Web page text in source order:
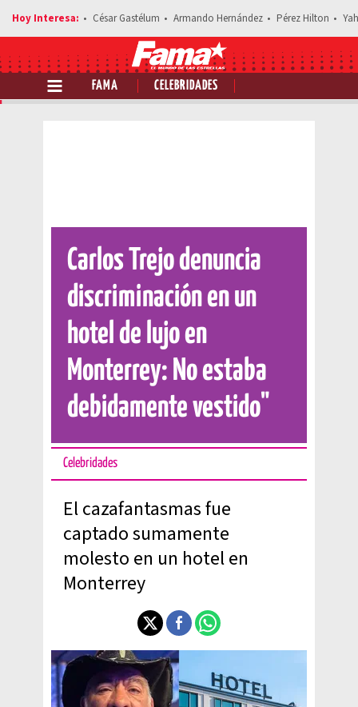
César Gastélum Armando Hernández Pérez Hilton
FAMA CELEBRIDADES
Comparte esta noticia
Carlos Trejo denuncia
discriminación en un
hotel de lujo en
Monterrey: No estaba
debidamente vestido"
Celebridades
El cazafantasmas fue
captado sumamente
molesto en un hotel en
Monterrey